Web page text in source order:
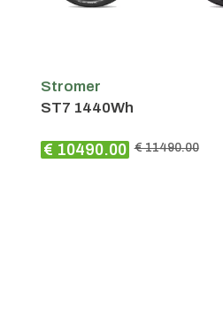
Stromer
ST7 1440Wh
€ 10490.00 € 11490.00